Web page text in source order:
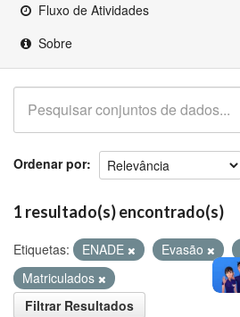
Fluxo de Atividades
Sobre
Ordenar por
1 resultado(s) encontrado(s)
Etiquetas: ENADE Evasão
Matriculados
Filtrar Resultados